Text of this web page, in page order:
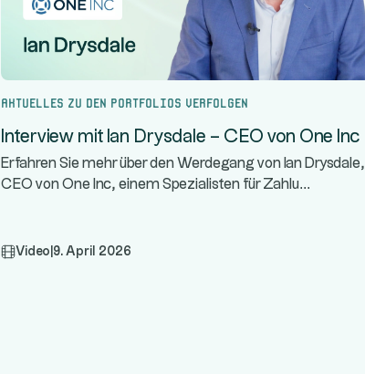
Aktuelles zu den Portfolios verfolgen
Interview mit Ian Drysdale – CEO von One Inc
Erfahren Sie mehr über den Werdegang von Ian Drysdale,
CEO von One Inc, einem Spezialisten für Zahlu...
Video 9. April 2026